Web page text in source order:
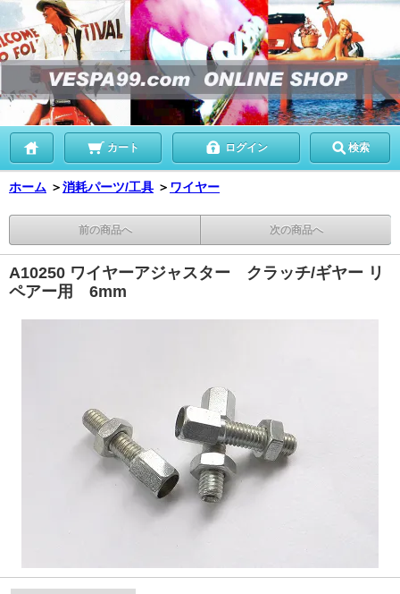
カート ログイン 検索
ホーム ＞消耗パーツ/工具 ＞ ワイヤー
前の商品へ 次の商品へ
A10250 ワイヤーアジャスター クラッチ/ギヤー リ
ペアー用 6mm